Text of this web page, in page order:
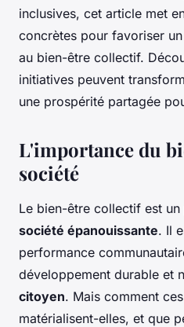
inclusives, cet article met
concrètes pour favoriser
au bien-être collectif.
initiatives peuvent
une prospérité partagée
L'importance du
société
Le bien-être collectif est
société épanouissante. Il
performance
développement durable et
citoyen. Mais comment
matérialisent-elles, et que